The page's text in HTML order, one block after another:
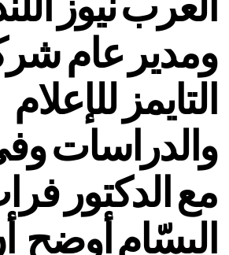
ومدير عام
التايمز للإعلام
والدراسات
مع الدكتور
البسّام أوضح